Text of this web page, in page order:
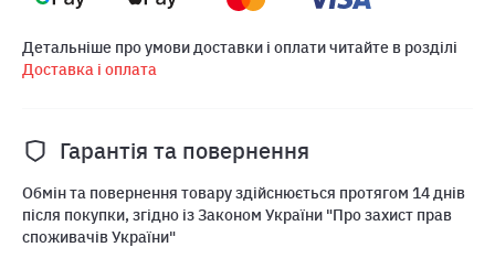
Детальніше про умови доставки і оплати читайте в розділі
Доставка і оплата
Гарантія та повернення
Обмін та повернення товару здійснюється протягом 14 днів
після покупки, згідно із Законом України "Про захист прав
споживачів України"